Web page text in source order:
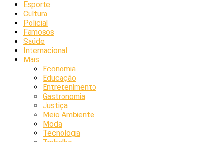
Esporte
Cultura
Policial
Famosos
Saúde
Internacional
Mais
Economia
Educação
Entretenimento
Gastronomia
Justiça
Meio Ambiente
Moda
Tecnologia